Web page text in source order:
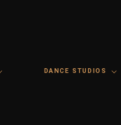
DANCE STUDIOS